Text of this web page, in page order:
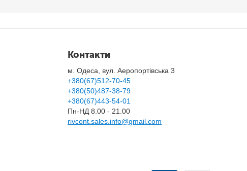
Контакти
м. Одеса, вул. Аеропортівська 3
+380(67)512-70-45
+380(50)487-38-79
+380(67)443-54-01
Пн-НД 8.00 - 21.00
rivcont.sales.info@gmail.com